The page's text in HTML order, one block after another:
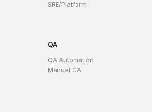
SRE/Platform
QA
QA Automation
Manual QA